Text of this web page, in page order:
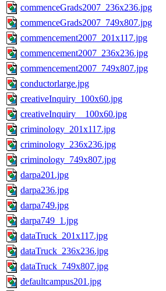
commenceGrads2007_236x236.jpg
commenceGrads2007_749x807.jpg
commencement2007_201x117.jpg
commencement2007_236x236.jpg
commencement2007_749x807.jpg
conductorlarge.jpg
creativeInquiry_100x60.jpg
creativeInquiry__100x60.jpg
criminology_201x117.jpg
criminology_236x236.jpg
criminology_749x807.jpg
darpa201.jpg
darpa236.jpg
darpa749.jpg
darpa749_1.jpg
dataTruck_201x117.jpg
dataTruck_236x236.jpg
dataTruck_749x807.jpg
defaultcampus201.jpg